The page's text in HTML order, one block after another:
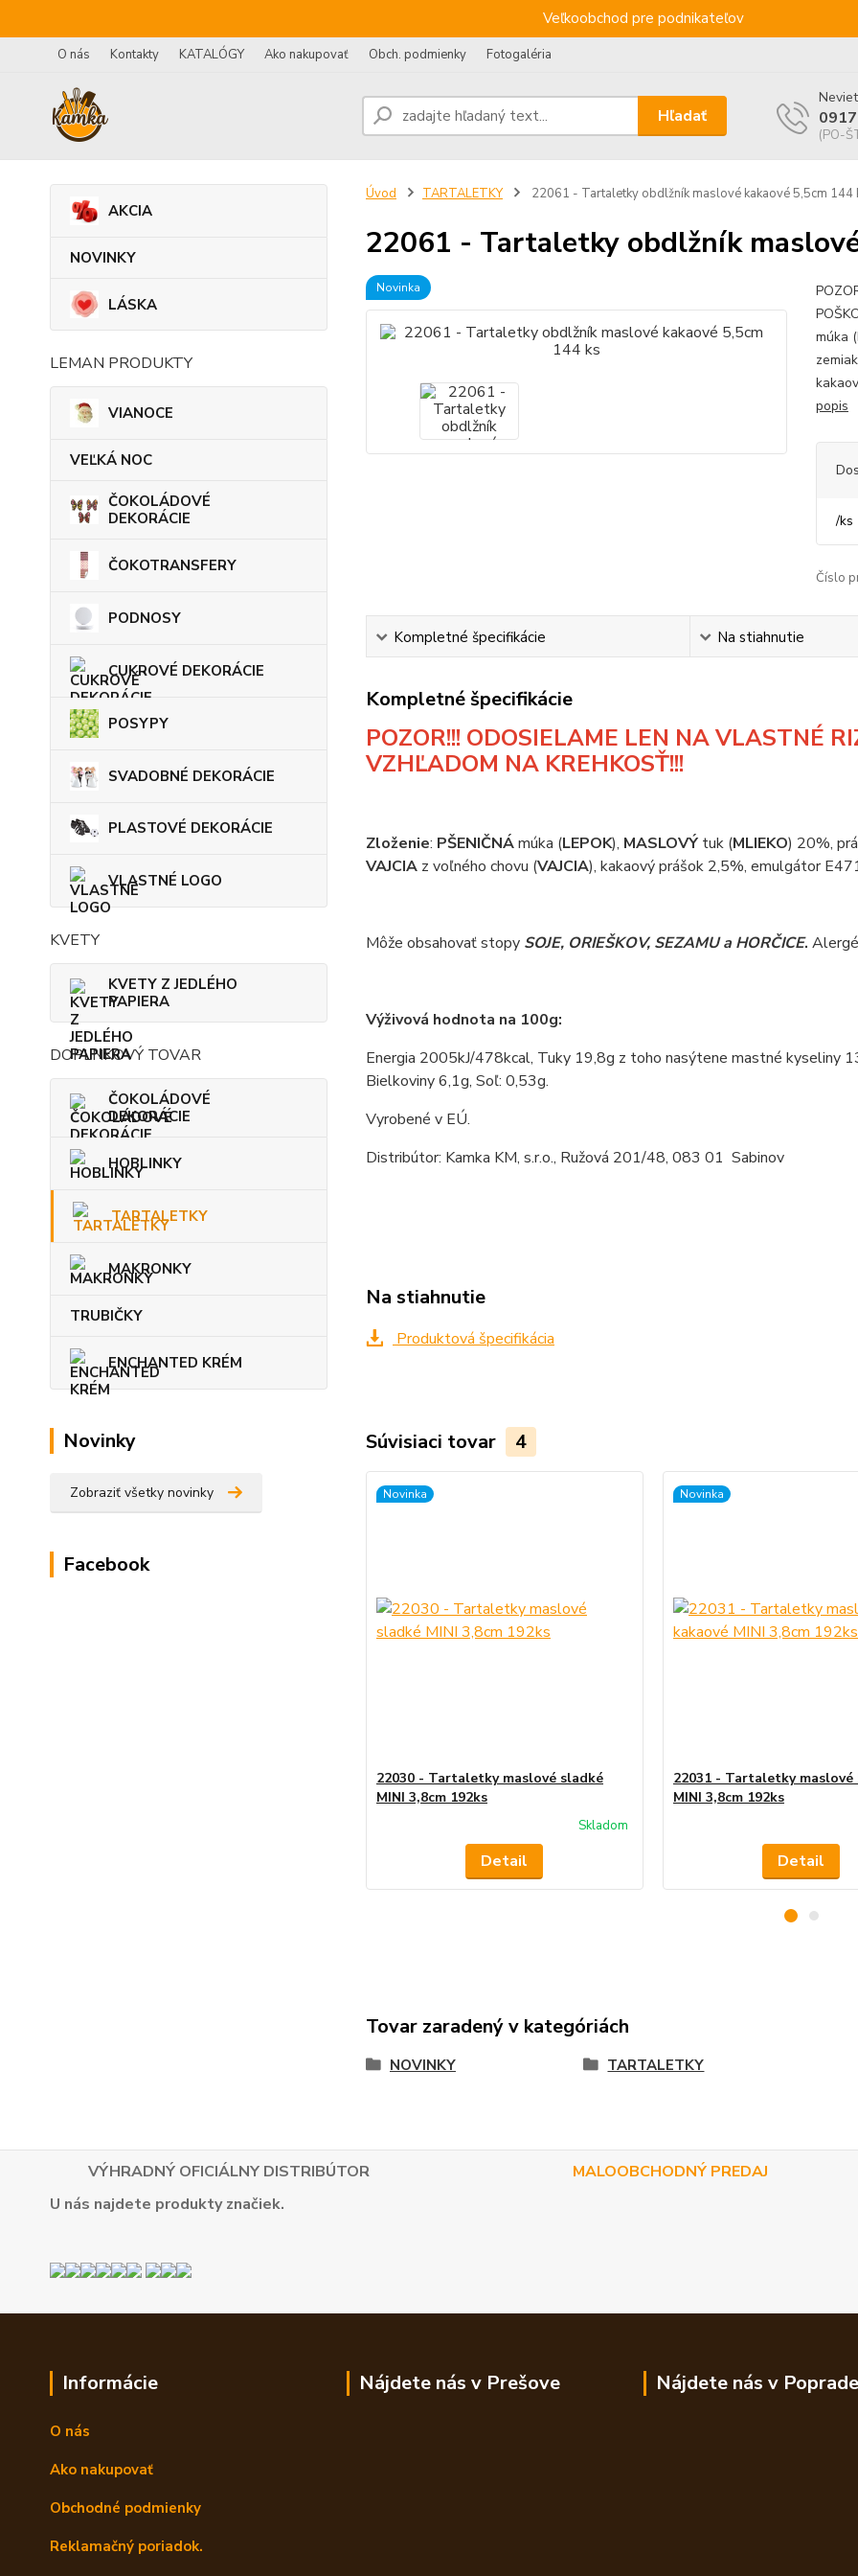
Veľkoobchod pre podnikateľov
O nás Kontakty KATALÓGY Ako nakupovať Obch. podmienky Fotogaléria
Hľadať
(PO-
AKCIA
NOVINKY
LÁSKA
LEMAN PRODUKTY
VIANOCE
VEĽKÁ NOC
ČOKOLÁDOVÉ
DEKORÁCIE
ČOKOTRANSFERY
PODNOSY
CUKROVÉ DEKORÁCIE
POSYPY
SVADOBNÉ DEKORÁCIE
PLASTOVÉ DEKORÁCIE
VLASTNÉ LOGO
KVETY
KVETY Z JEDLÉHO
PAPIERA
DOPLNKOVÝ TOVAR
ČOKOLÁDOVÉ
DEKORÁCIE
HOBLINKY
TARTALETKY
MAKRONKY
TRUBIČKY
ENCHANTED KRÉM
Novinky
Zobraziť všetky novinky
Facebook
Úvod TARTALETKY 22061 - Tartaletky obdlžník maslové kakaové 5,5cm 144
22061 - Tartaletky obdlžník
Novinka
múka
popis
/ks
Číslo
Kompletné špecifikácie Na stiahnutie
Kompletné špecifikácie
POZOR!!! ODOSIELAME LEN NA VLASTNÉ
VZHĽADOM NA KREHKOSŤ!!!
Zloženie: PŠENIČNÁmúka (LEPOK), MASLOVÝtuk (MLIEKO) 20%,
VAJCIAz voľného chovu (VAJCIA), kakaový prášok 2,5%, emulgátor
Môže obsahovať stopy SOJE, ORIEŠKOV, SEZAMU a HORČICE.
Výživová hodnota na 100g:
Energia 2005kJ/478kcal, Tuky 19,8g z toho nasýtene mastné kyseliny
Bielkoviny 6,1g, Soľ: 0,53g.
Vyrobené v EÚ.
Distribútor: Kamka KM, s.r.o., Ružová 201/48, 083 01 Sabinov
Na stiahnutie
Produktová špecifikácia
Súvisiaci tovar 4
Novinka
22030 - Tartaletky maslové sladké
MINI 3,8cm 192ks
Skladom
Detail
Novinka
22031 - Tartaletky maslové
MINI 3,8cm 192ks
Detail
Tovar zaradený v kategóriách
NOVINKY TARTALETKY
VÝHRADNÝ OFICIÁLNY DISTRIBÚTOR
MALOOBCHODNÝ PREDAJ
U nás najdete produkty značiek.
Informácie
O nás
Ako nakupovať
Obchodné podmienky
Reklamačný poriadok.
Nájdete nás v Prešove Nájdete nás v Poprade